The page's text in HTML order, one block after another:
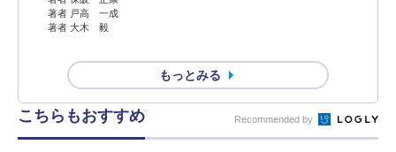
著者 戸高 一成
著者 大木 毅
もっとみる
こちらもおすすめ Recommended by